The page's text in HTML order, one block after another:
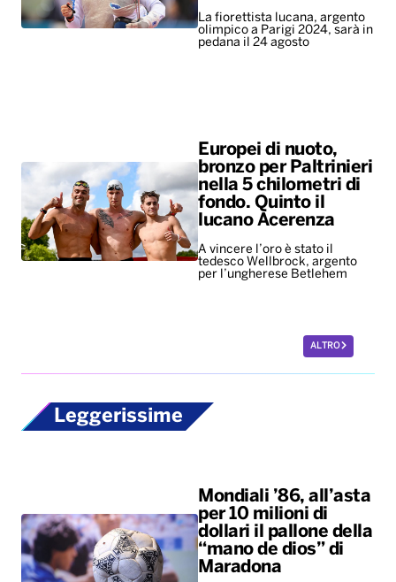
La fiorettista lucana, argento
olimpico a Parigi 2024, sarà in
pedana il 24 agosto
Europei di nuoto,
bronzo per Paltrinieri
nella 5 chilometri di
fondo. Quinto il
lucano Acerenza
A vincere l’oro è stato il
tedesco Wellbrock, argento
per l’ungherese Betlehem
ALTRO
Leggerissime
Mondiali ’86, all’asta
per 10 milioni di
dollari il pallone della
“mano de dios” di
Maradona